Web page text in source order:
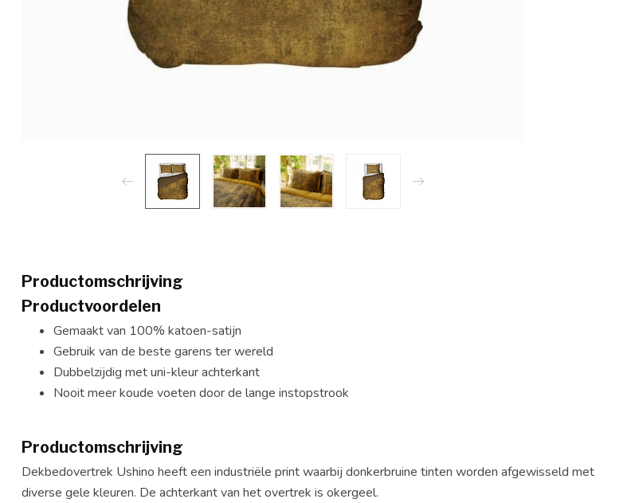
Productomschrijving
Productvoordelen
Gemaakt van 100% katoen-satijn
Gebruik van de beste garens ter wereld
Dubbelzijdig met uni-kleur achterkant
Nooit meer koude voeten door de lange instopstrook
Productomschrijving
Dekbedovertrek Ushino heeft een industriële print waarbij donkerbruine tinten worden afgewisseld met
diverse gele kleuren. De achterkant van het overtrek is okergeel.